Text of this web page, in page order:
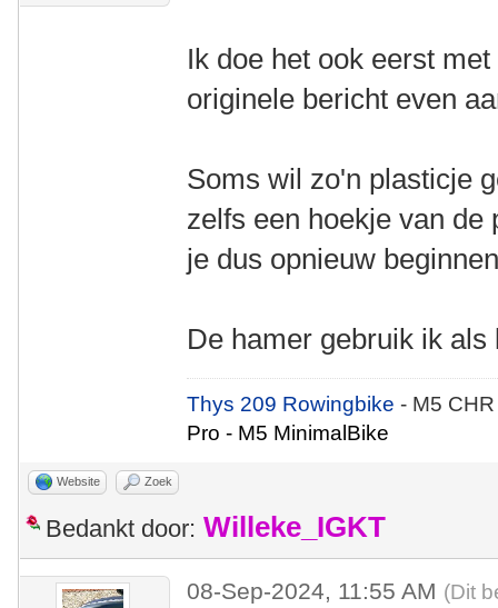
Ik doe het ook eerst
originele bericht even
Soms wil zo'n plasticje
zelfs een hoekje van
je dus opnieuw
De hamer gebruik ik als
Thys 209 Rowingbike- M5
Pro - M5 MinimalBike
Website Zoek
Bedankt door: Willeke_IGKT
08-Sep-2024, 11:55 AM (Dit